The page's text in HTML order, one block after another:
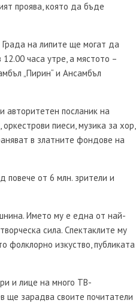
проява, която да бъде
Града на липите ще могат да
часа утре, а мястото –
„Пирин“ и Ансамбъл
авторитетен посланик на
пиеси, музика за хор,
в златните фондове на
повече от 6 млн. зрители и
Името му е една от най-
сила. Спектаклите му
изкуство, публиката
и лице на много ТВ-
ще зарадва своите почитатели